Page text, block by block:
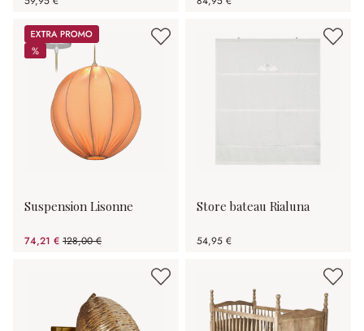
Promos
%
%
Suspension Lisonne
74,21 € 128,00 €
(42.02%spared)
Store bateau Rialuna
54,95 €